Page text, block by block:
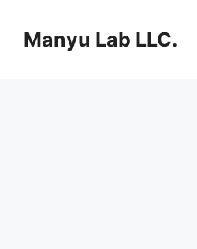
Manyu Lab LLC.